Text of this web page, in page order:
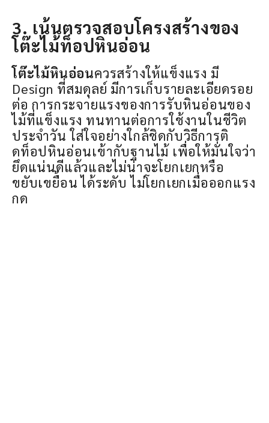
3. เน้นตรวจสอบโครงสร้างของ
โต๊ะไม้ท็อปหินอ่อน
โต๊ะไม้หินอ่อนควรสร้างให้แข็งแรง มี
Design ที่สมดุลย์ มีการเก็บรายละเอียดรอย
ต่อ การกระจายแรงของการรับหินอ่อนของ
ไม้ที่แข็งแรง ทนทานต่อการใช้งานในชีวิต
ประจำวัน ใส่ใจอย่างใกล้ชิดกับวิธีการติ
ดท็อปหินอ่อนเข้ากับฐานไม้ เพื่อให้มั่นใจว่า
ยึดแน่นดีแล้วและไม่น่าจะโยกเยกหรือ
ขยับเขยื้อน ได้ระดับ ไม่โยกเยกเมื่อออกแรง
กด